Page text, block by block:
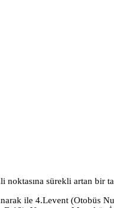
noktasına sürekli artan bir
ile 4.Levent (Otobüs